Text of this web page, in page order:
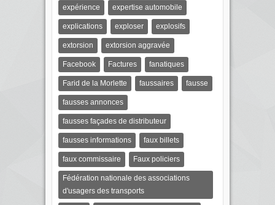
expérience expertise automobile
explications exploser explosifs
extorsion extorsion aggravée
Facebook Factures fanatiques
Farid de la Morlette faussaires fausse
fausses annonces
fausses façades de distributeur
fausses informations faux billets
faux commissaire Faux policiers
Fédération nationale des associations
d'usagers des transports